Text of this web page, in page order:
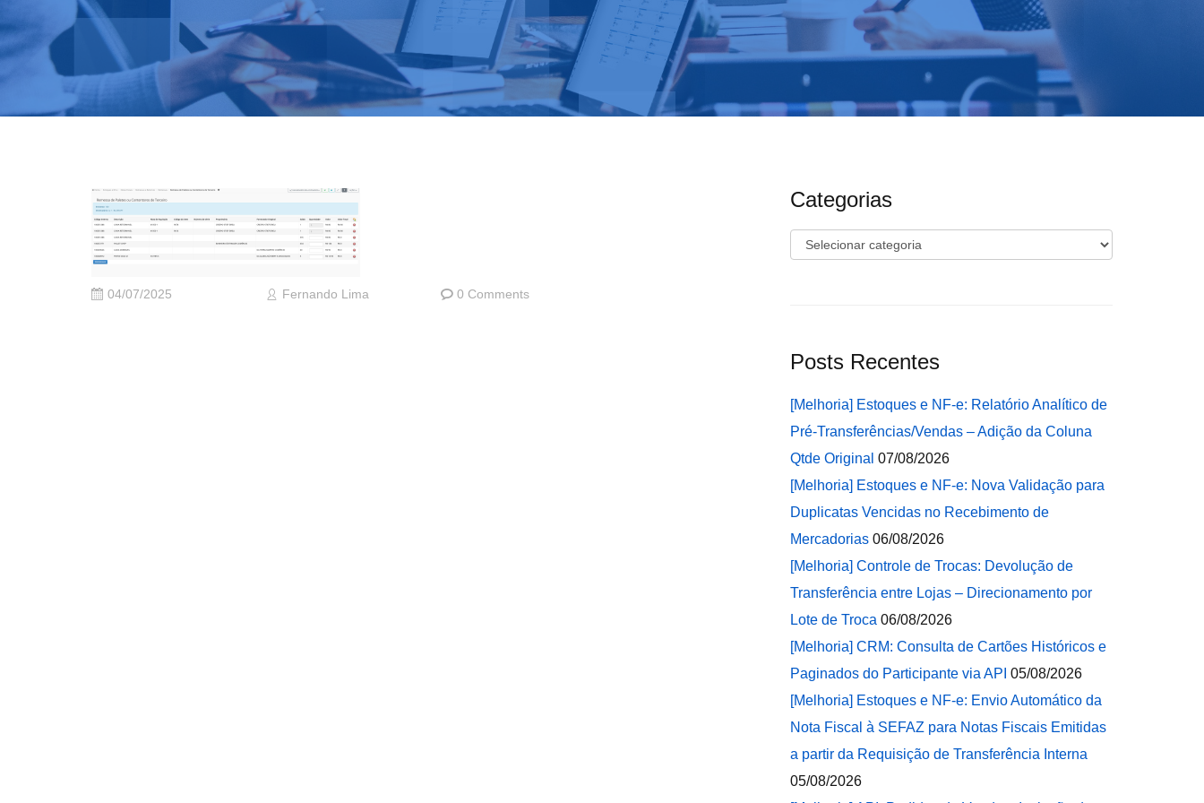
04/07/2025 Fernando Lima 0 Comments
Categorias
Categorias
Posts Recentes
[Melhoria] Estoques e NF-e: Relatório Analítico de
Pré-Transferências/Vendas – Adição da Coluna
Qtde Original 07/08/2026
[Melhoria] Estoques e NF-e: Nova Validação para
Duplicatas Vencidas no Recebimento de
Mercadorias 06/08/2026
[Melhoria] Controle de Trocas: Devolução de
Transferência entre Lojas – Direcionamento por
Lote de Troca 06/08/2026
[Melhoria] CRM: Consulta de Cartões Históricos e
Paginados do Participante via API 05/08/2026
[Melhoria] Estoques e NF-e: Envio Automático da
Nota Fiscal à SEFAZ para Notas Fiscais Emitidas
a partir da Requisição de Transferência Interna
05/08/2026